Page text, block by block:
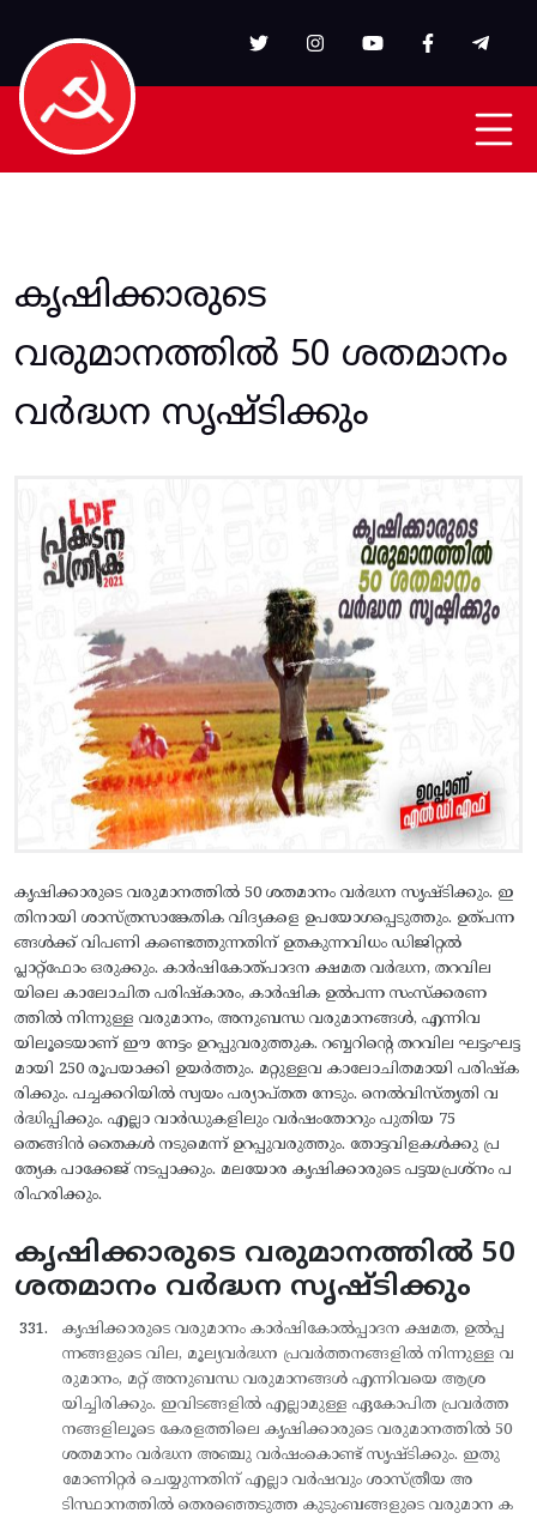
കൃഷിക്കാരുടെ
വരുമാനത്തിൽ 50 ശതമാനം
വർദ്ധന സൃഷ്ടിക്കും
കൃഷിക്കാരുടെ വരുമാനത്തില്‍ 50 ശതമാനം വര്‍ദ്ധന സൃഷ്ടിക്കും. ഇ
തിനായി ശാസ്ത്രസാങ്കേതിക വിദ്യകളെ ഉപയോഗപ്പെടുത്തും. ഉത്പന്ന
ങ്ങള്‍ക്ക് വിപണി കണ്ടെത്തുന്നതിന് ഉതകുന്നവിധം ഡിജിറ്റല്‍
പ്ലാറ്റ്ഫോം ഒരുക്കും. കാര്‍ഷികോത്പാദന ക്ഷമത വര്‍ദ്ധന, തറവില
യിലെ കാലോചിത പരിഷ്കാരം, കാര്‍ഷിക ഉല്‍പന്ന സംസ്ക്കരണ
ത്തില്‍ നിന്നുള്ള വരുമാനം, അനുബന്ധ വരുമാനങ്ങള്‍, എന്നിവ
യിലൂടെയാണ് ഈ നേട്ടം ഉറപ്പുവരുത്തുക. റബ്ബറിന്റെ തറവില ഘട്ടംഘട്ട
മായി 250 രൂപയാക്കി ഉയര്‍ത്തും. മറ്റുള്ളവ കാലോചിതമായി പരിഷ്ക
രിക്കും. പച്ചക്കറിയില്‍ സ്വയം പര്യാപ്തത നേടും. നെല്‍വിസ്തൃതി വ
ര്‍ദ്ധിപ്പിക്കും. എല്ലാ വാര്‍ഡുകളിലും വര്‍ഷംതോറും പുതിയ 75
തെങ്ങിന്‍ തൈകള്‍ നടുമെന്ന് ഉറപ്പുവരുത്തും. തോട്ടവിളകള്‍ക്കു പ്ര
ത്യേക പാക്കേജ് നടപ്പാക്കും. മലയോര കൃഷിക്കാരുടെ പട്ടയപ്രശ്നം പ
രിഹരിക്കും.
കൃഷിക്കാരുടെ വരുമാനത്തിൽ 50
ശതമാനം വർദ്ധന സൃഷ്ടിക്കും
കൃഷിക്കാരുടെ വരുമാനം കാര്‍ഷികോല്‍പ്പാദന ക്ഷമത, ഉല്‍പ്പ
ന്നങ്ങളുടെ വില, മൂല്യവര്‍ദ്ധന പ്രവര്‍ത്തനങ്ങളില്‍ നിന്നുള്ള വ
രുമാനം, മറ്റ് അനുബന്ധ വരുമാനങ്ങള്‍ എന്നിവയെ ആശ്ര
യിച്ചിരിക്കും. ഇവിടങ്ങളില്‍ എല്ലാമുള്ള ഏകോപിത പ്രവര്‍ത്ത
നങ്ങളിലൂടെ കേരളത്തിലെ കൃഷിക്കാരുടെ വരുമാനത്തില്‍ 50
ശതമാനം വര്‍ദ്ധന അഞ്ചു വര്‍ഷംകൊണ്ട് സൃഷ്ടിക്കും. ഇതു
മോണിറ്റര്‍ ചെയ്യുന്നതിന് എല്ലാ വര്‍ഷവും ശാസ്ത്രീയ അ
ടിസ്ഥാനത്തില്‍ തെരഞ്ഞെടുത്ത കുടുംബങ്ങളുടെ വരുമാന ക